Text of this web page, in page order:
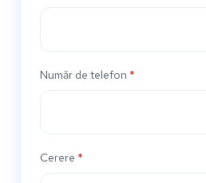
Număr de telefon *
Cerere *